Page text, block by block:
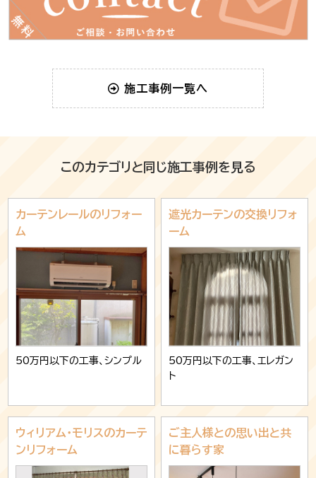
施工事例一覧へ
このカテゴリと同じ施工事例を見る
カーテンレールのリフォー
ム
50万円以下の工事、シンプル
遮光カーテンの交換リフォ
ーム
50万円以下の工事、エレガン
ト
ウィリアム・モリスのカーテ
ンリフォーム
ご主人様との思い出と共
に暮らす家